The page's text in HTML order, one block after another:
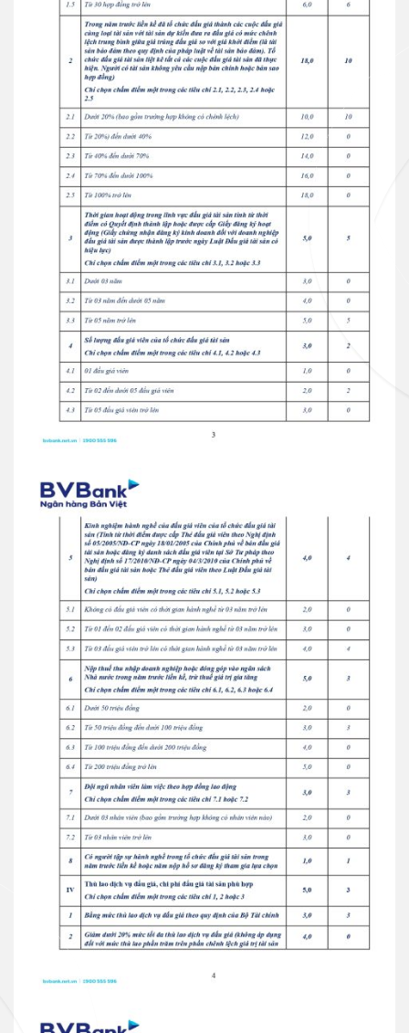
Ngân hàng điện tử
Thẻ VISA
Thẻ tín dụng
Thẻ tín dụng BVBank Visa inStyle
Thẻ tín dụng BVBank Visa Joy
Thẻ tín dụng
Thẻ tín dụng BVBank VISA
Lifestyle
Thẻ tín dụng
Thẻ tín dụng BVBank Visa Ms.
Thẻ JCB
Thẻ tín dụng
Thẻ tín dụng BVBank JCB Cheer
Thẻ tín dụng
Thẻ tín dụng BVBank JCB Sense
Thẻ tín dụng
Discovery